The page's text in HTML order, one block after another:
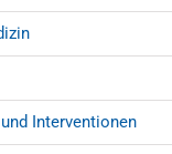
Interventionen